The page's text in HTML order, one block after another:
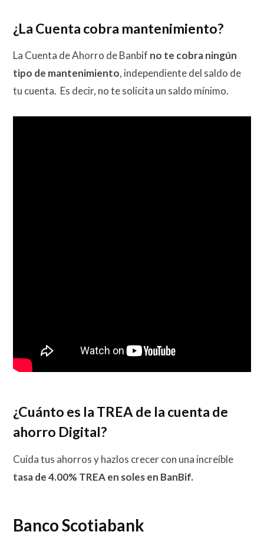
¿La Cuenta cobra mantenimiento?
La Cuenta de Ahorro de Banbif no te cobra ningún
tipo de mantenimiento, independiente del saldo de
tu cuenta. Es decir, no te solicita un saldo mínimo.
¿Cuánto es la TREA de la cuenta de
ahorro Digital?
Cuida tus ahorros y hazlos crecer con una increíble
tasa de 4.00% TREA en soles en BanBif.
Banco Scotiabank